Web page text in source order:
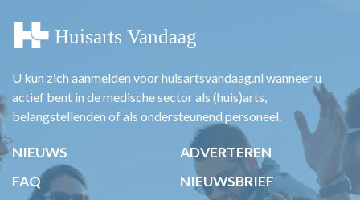
U kun zich aanmelden voor huisartsvandaag.nl wanneer u
actief bent in de medische sector als (huis)arts,
belangstellenden of als ondersteunend personeel.
NIEUWS
ADVERTEREN
FAQ
NIEUWSBRIEF